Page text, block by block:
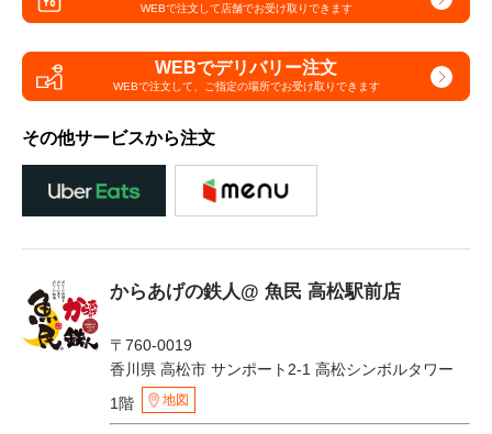
WEBで注文して店舗でお受け取りできます
WEBでデリバリー注文
WEBで注文して、 ご指定の場所でお受け取りできます
その他サービスから注文
からあげの鉄人@ 魚民 高松駅前店
〒760-0019
香川県 高松市 サンポート2-1 高松シンボルタワー
1階
地図